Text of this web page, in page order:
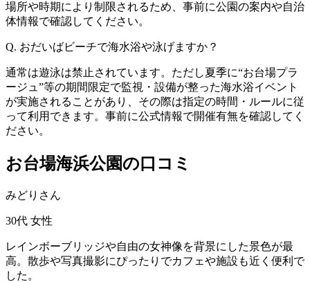
場所や時期により制限されるため、事前に公園の案内や自治
体情報で確認してください。
Q. おだいばビーチで海水浴や泳げますか？
通常は遊泳は禁止されています。ただし夏季に“お台場プラ
ージュ”等の期間限定で監視・設備が整った海水浴イベント
が実施されることがあり、その際は指定の時間・ルールに従
って利用できます。事前に公式情報で開催有無を確認してく
ださい。
お台場海浜公園の口コミ
みどりさん
30代 女性
レインボーブリッジや自由の女神像を背景にした景色が最
高。散歩や写真撮影にぴったりでカフェや施設も近く便利で
した。